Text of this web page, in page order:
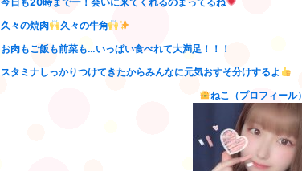
久々の焼肉
久々の牛角
お肉もご飯も前菜も…いっぱい食べれて大満足！！！
スタミナしっかりつけてきたからみんなに元気おすそ分けするよ
ねこ（プロフィール）